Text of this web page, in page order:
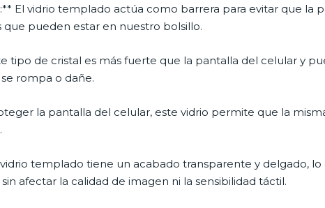
El vidrio templado actúa como barrera para evitar que la
que pueden estar en nuestro bolsillo.
tipo de cristal es más fuerte que la pantalla del celular y
rompa o dañe.
la pantalla del celular, este vidrio permite que la
templado tiene un acabado transparente y delgado,
afectar la calidad de imagen ni la sensibilidad táctil.